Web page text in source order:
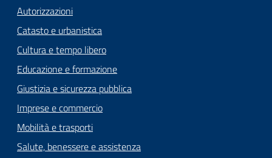
Autorizzazioni
Catasto e urbanistica
Cultura e tempo libero
Educazione e formazione
Giustizia e sicurezza pubblica
Imprese e commercio
Mobilità e trasporti
Salute, benessere e assistenza